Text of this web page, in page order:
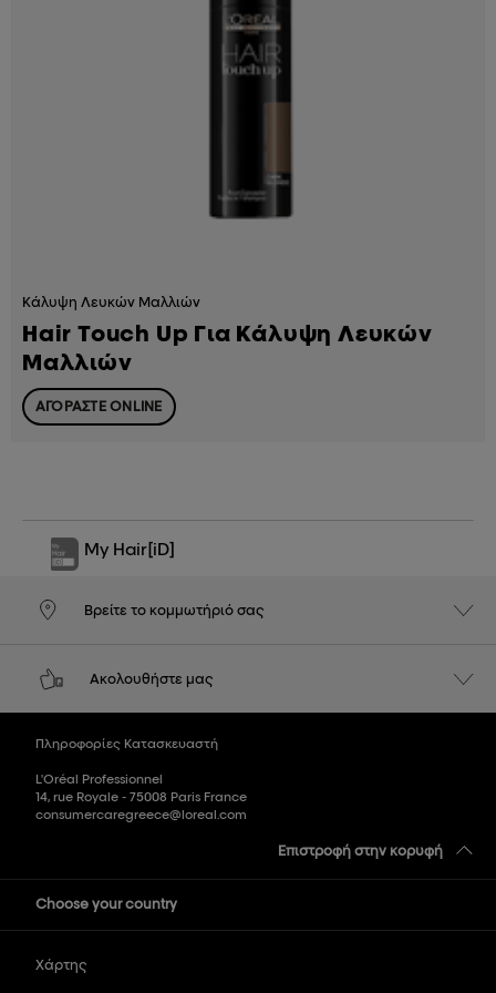
Κάλυψη Λευκών Μαλλιών
Hair Touch Up Για Κάλυψη Λευκών
Μαλλιών
ΑΓΟΡΑΣΤΕ ONLINE
My Hair[iD]
Βρείτε το κομμωτήριό σας
Ακολουθήστε μας
Πληροφορίες Κατασκευαστή
L'Oréal Professionnel
14, rue Royale - 75008 Paris France
consumercaregreece@loreal.com
Επιστροφή στην κορυφή
Choose your country
Χάρτης